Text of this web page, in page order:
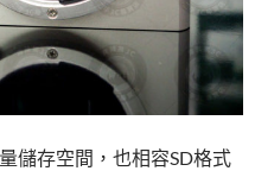
儲存空間，也相容SD格式